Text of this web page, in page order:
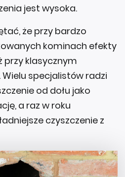
jest wysoka.
że przy bardzo
kominach efekty
przy klasycznym
specjalistów radzi
od dołu jako
a raz w roku
czyszczenie z